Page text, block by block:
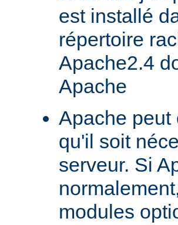
est installé
répertoire
Apache2.4
Apache
Apache peut
qu'il soit
serveur. Si
modules